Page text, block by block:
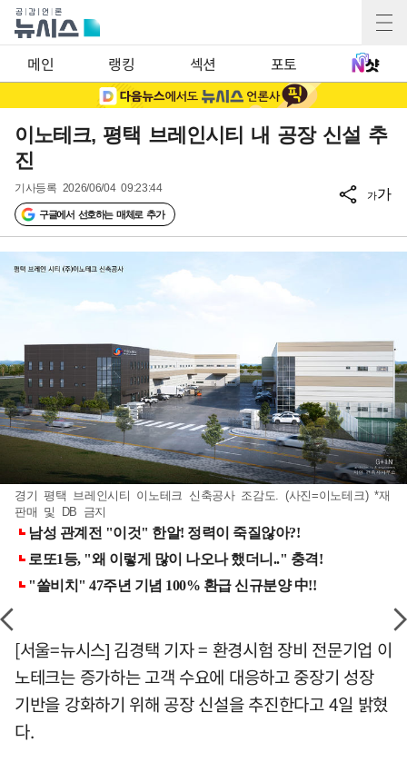
메인 랭킹 섹션 포토
이노테크, 평택 브레인시티 내 공장 신설 추
진
기사등록 2026/06/04 09:23:44
구글에서 선호하는 매체로 추가
가가
경기 평택 브레인시티 이노테크 신축공사 조감도. (사진=이노테크) *재
판매 및 DB 금지
[서울=뉴시스] 김경택 기자 = 환경시험 장비 전문기업 이
노테크는 증가하는 고객 수요에 대응하고 중장기 성장
기반을 강화하기 위해 공장 신설을 추진한다고 4일 밝혔
다.